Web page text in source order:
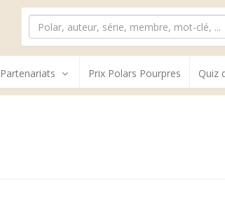
Partenariats Prix Polars Pourpres Quiz